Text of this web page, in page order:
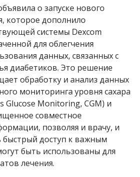
о запуске нового
которое дополнило
системы Dexcom
для облегчения
данных, связанных с
диабетиков. Это решение
обработку и анализ данных
мониторинга уровня сахара
Glucose Monitoring, CGM) и
совместное
позволяя и врачу, и
быстрый доступ к важным
быть использованы для
лечения.